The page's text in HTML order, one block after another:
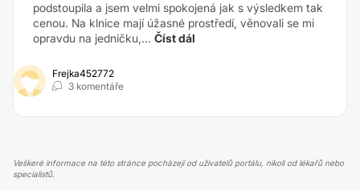
podstoupila a jsem velmi spokojená jak s výsledkem tak
cenou. Na klnice mají úžasné prostředí, věnovali se mi
opravdu na jedničku,... Číst dál
Frejka452772
3 komentáře
Veškeré informace na této stránce pocházejí od uživatelů portálu, nikoli od lékařů nebo
specialistů.